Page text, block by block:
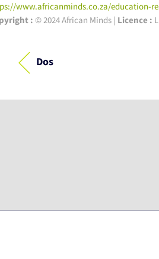
www.africanminds.co.za/education-
: © 2024 African Minds | Licence :
Dos